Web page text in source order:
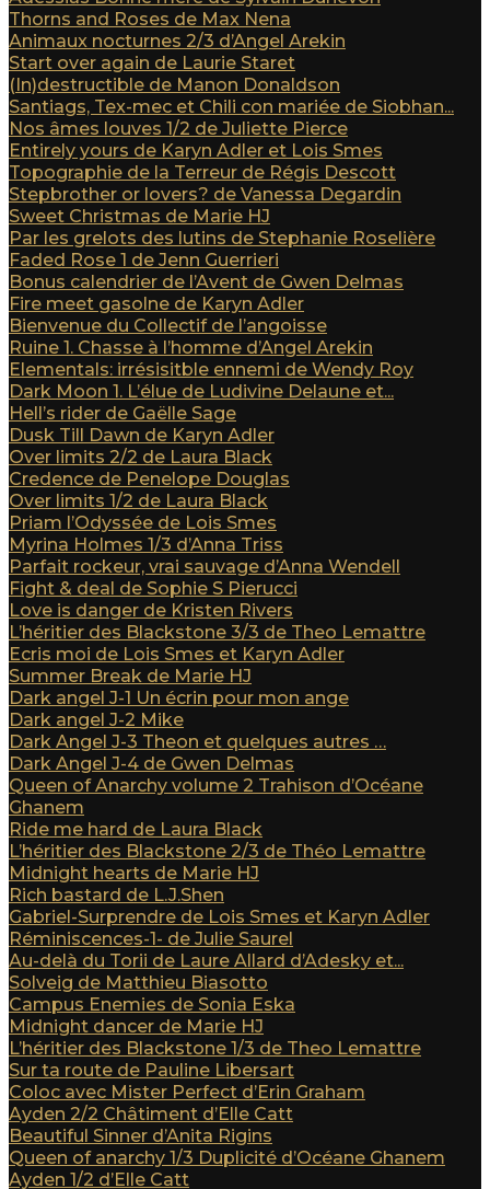
Thorns and Roses de Max Nena
Animaux nocturnes 2/3 d’Angel Arekin
Start over again de Laurie Staret
(In)destructible de Manon Donaldson
Santiags, Tex-mec et Chili con mariée de Siobhan...
Nos âmes louves 1/2 de Juliette Pierce
Entirely yours de Karyn Adler et Lois Smes
Topographie de la Terreur de Régis Descott
Stepbrother or lovers? de Vanessa Degardin
Sweet Christmas de Marie HJ
Par les grelots des lutins de Stephanie Roselière
Faded Rose 1 de Jenn Guerrieri
Bonus calendrier de l’Avent de Gwen Delmas
Fire meet gasolne de Karyn Adler
Bienvenue du Collectif de l’angoisse
Ruine 1. Chasse à l’homme d’Angel Arekin
Elementals: irrésisitble ennemi de Wendy Roy
Dark Moon 1. L’élue de Ludivine Delaune et...
Hell’s rider de Gaëlle Sage
Dusk Till Dawn de Karyn Adler
Over limits 2/2 de Laura Black
Credence de Penelope Douglas
Over limits 1/2 de Laura Black
Priam l’Odyssée de Lois Smes
Myrina Holmes 1/3 d’Anna Triss
Parfait rockeur, vrai sauvage d’Anna Wendell
Fight & deal de Sophie S Pierucci
Love is danger de Kristen Rivers
L’héritier des Blackstone 3/3 de Theo Lemattre
Ecris moi de Lois Smes et Karyn Adler
Summer Break de Marie HJ
Dark angel J-1 Un écrin pour mon ange
Dark angel J-2 Mike
Dark Angel J-3 Theon et quelques autres …
Dark Angel J-4 de Gwen Delmas
Queen of Anarchy volume 2 Trahison d’Océane
Ghanem
Ride me hard de Laura Black
L’héritier des Blackstone 2/3 de Théo Lemattre
Midnight hearts de Marie HJ
Rich bastard de L.J.Shen
Gabriel-Surprendre de Lois Smes et Karyn Adler
Réminiscences-1- de Julie Saurel
Au-delà du Torii de Laure Allard d’Adesky et...
Solveig de Matthieu Biasotto
Campus Enemies de Sonia Eska
Midnight dancer de Marie HJ
L’héritier des Blackstone 1/3 de Theo Lemattre
Sur ta route de Pauline Libersart
Coloc avec Mister Perfect d’Erin Graham
Ayden 2/2 Châtiment d’Elle Catt
Beautiful Sinner d’Anita Rigins
Queen of anarchy 1/3 Duplicité d’Océane Ghanem
Ayden 1/2 d’Elle Catt